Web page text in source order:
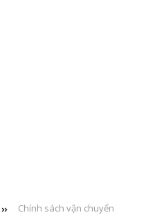
Chính sách vận chuyển